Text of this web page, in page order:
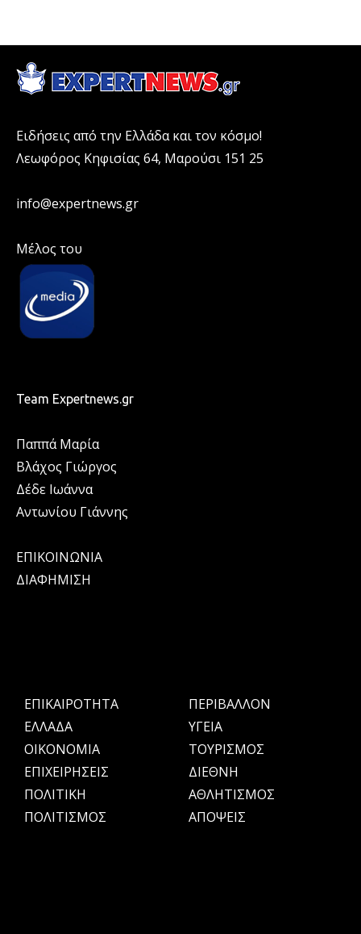
Ειδήσεις από την Ελλάδα και τον κόσμο!
Λεωφόρος Κηφισίας 64, Μαρούσι 151 25
info@expertnews.gr
Μέλος του
Team Expertnews.gr
Παππά Μαρία
Βλάχος Γιώργος
Δέδε Ιωάννα
Αντωνίου Γιάννης
ΕΠΙΚΟΙΝΩΝΙΑ
ΔΙΑΦΗΜΙΣΗ
ΕΠΙΚΑΙΡΟΤΗΤΑ
ΕΛΛΑΔΑ
OIKONOMIA
ΕΠΙΧΕΙΡΗΣΕΙΣ
ΠΟΛΙΤΙΚΗ
ΠΟΛΙΤΙΣΜΟΣ
ΠΕΡΙΒΑΛΛΟΝ
ΥΓΕΙΑ
ΤΟΥΡΙΣΜΟΣ
ΔΙΕΘΝΗ
ΑΘΛΗΤΙΣΜΟΣ
ΑΠΟΨΕΙΣ